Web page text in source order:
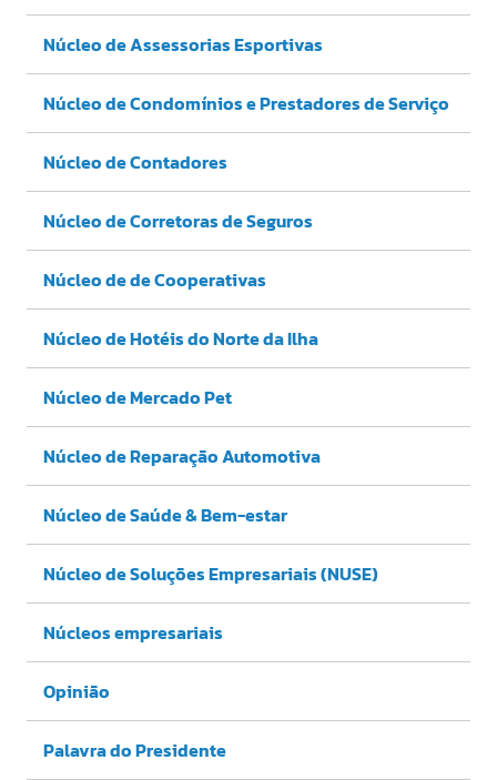
Núcleo de Assessorias Esportivas
Núcleo de Condomínios e Prestadores de Serviço
Núcleo de Contadores
Núcleo de Corretoras de Seguros
Núcleo de de Cooperativas
Núcleo de Hotéis do Norte da Ilha
Núcleo de Mercado Pet
Núcleo de Reparação Automotiva
Núcleo de Saúde & Bem-estar
Núcleo de Soluções Empresariais (NUSE)
Núcleos empresariais
Opinião
Palavra do Presidente